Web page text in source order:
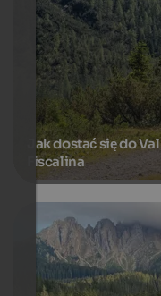
Jak dostać się do Val
Fiscalina